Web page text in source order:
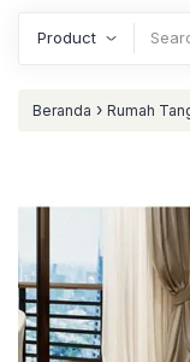
Beranda › Rumah